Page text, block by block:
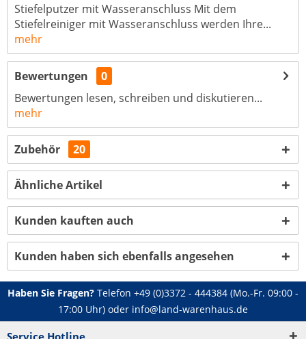
Stiefelputzer mit Wasseranschluss Mit dem
Stiefelreiniger mit Wasseranschluss werden Ihre...
mehr
Bewertungen
0
Bewertungen lesen, schreiben und diskutieren...
mehr
Zubehör 20
Ähnliche Artikel
Kunden kauften auch
Kunden haben sich ebenfalls angesehen
Haben Sie Fragen? Telefon +49 (0)3372 - 444384 (Mo.-Fr. 09:00 -
17:00 Uhr) oder info@land-warenhaus.de
Service Hotline